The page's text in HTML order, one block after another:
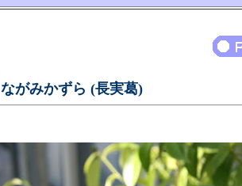
ながみかずら (長実葛)